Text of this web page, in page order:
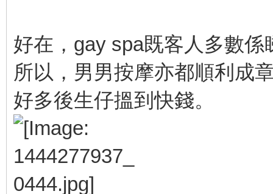
好在，gay spa既客人多數係
所以，男男按摩亦都順利成
好多後生仔搵到快錢。